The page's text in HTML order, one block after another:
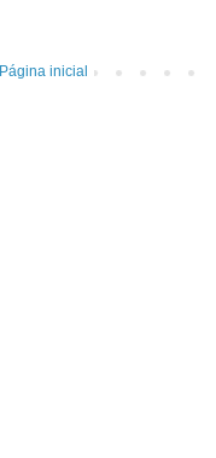
Página inicial